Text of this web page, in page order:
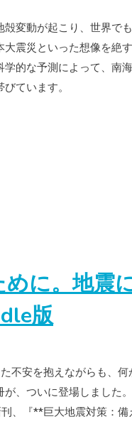
変動が起こり、世界で
震災といった想像を絶
的な予測によって、南
ています。
に。地震
版
不安を抱えながらも、
、ついに登場しました
、『**巨大地震対策：